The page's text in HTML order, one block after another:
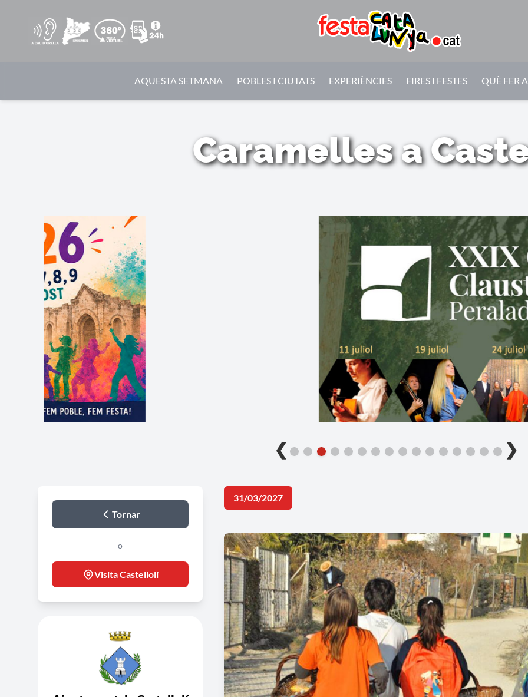
AQUESTA SETMANA POBLES I CIUTATS EXPERIÈNCIES FIRES I FESTES QUÈ FER
Caramelles a
❮ ❯
Tornar
o
Visita Castellolí
31/03/2027